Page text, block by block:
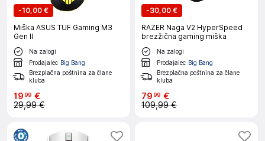
-10,00 €
Miška ASUS TUF Gaming M3
Gen II
Na zalogi
Prodajalec Big Bang
Brezplačna poštnina za člane
kluba
1999 €
29,99 €
-30,00 €
RAZER Naga V2 HyperSpeed
brezžična gaming miška
Na zalogi
Prodajalec Big Bang
Brezplačna poštnina za člane
kluba
7999 €
109,99 €